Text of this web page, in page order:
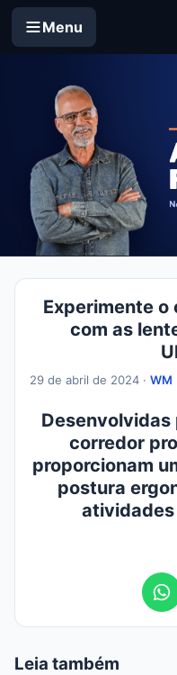
Menu
Experimente
com as
29 de abril de 2024 · WM
corredor
proporcionam
postura
atividades
Leia também